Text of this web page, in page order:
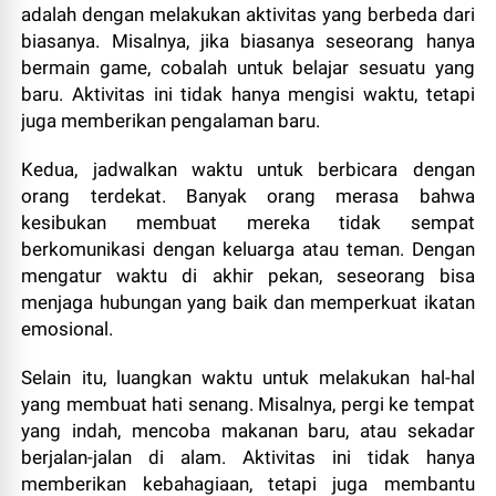
adalah dengan melakukan aktivitas yang berbeda dari
biasanya. Misalnya, jika biasanya seseorang hanya
bermain game, cobalah untuk belajar sesuatu yang
baru. Aktivitas ini tidak hanya mengisi waktu, tetapi
juga memberikan pengalaman baru.
Kedua, jadwalkan waktu untuk berbicara dengan
orang terdekat. Banyak orang merasa bahwa
kesibukan membuat mereka tidak sempat
berkomunikasi dengan keluarga atau teman. Dengan
mengatur waktu di akhir pekan, seseorang bisa
menjaga hubungan yang baik dan memperkuat ikatan
emosional.
Selain itu, luangkan waktu untuk melakukan hal-hal
yang membuat hati senang. Misalnya, pergi ke tempat
yang indah, mencoba makanan baru, atau sekadar
berjalan-jalan di alam. Aktivitas ini tidak hanya
memberikan kebahagiaan, tetapi juga membantu